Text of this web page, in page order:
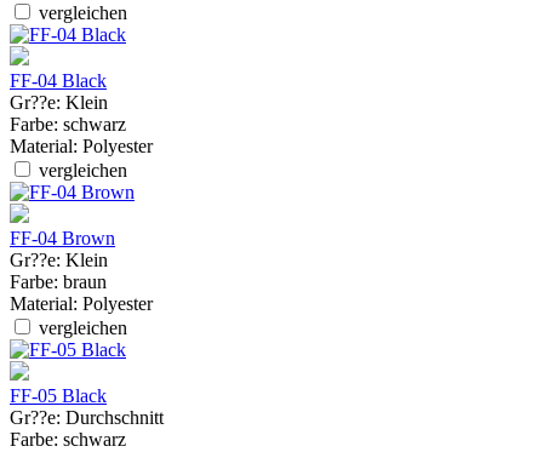
vergleichen
FF-04 Black
Gr??e: Klein
Farbe: schwarz
Material: Polyester
vergleichen
FF-04 Brown
Gr??e: Klein
Farbe: braun
Material: Polyester
vergleichen
FF-05 Black
Gr??e: Durchschnitt
Farbe: schwarz